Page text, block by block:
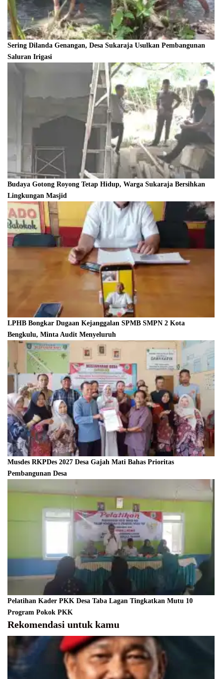
Sering Dilanda Genangan, Desa Sukaraja Usulkan Pembangunan
Saluran Irigasi
Budaya Gotong Royong Tetap Hidup, Warga Sukaraja Bersihkan
Lingkungan Masjid
LPHB Bongkar Dugaan Kejanggalan SPMB SMPN 2 Kota
Bengkulu, Minta Audit Menyeluruh
Musdes RKPDes 2027 Desa Gajah Mati Bahas Prioritas
Pembangunan Desa
Pelatihan Kader PKK Desa Taba Lagan Tingkatkan Mutu 10
Program Pokok PKK
Rekomendasi untuk kamu